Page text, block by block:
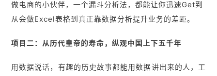
做电商的小伙伴，一个漏斗分析法，都能让你迅速Get到
从会做Excel表格到真正靠数据分析提升业务的差距。
项目二：从历代皇帝的寿命，纵观中国上下五千年
用数据说话，有趣的历史故事都能用数据讲出来的人，工